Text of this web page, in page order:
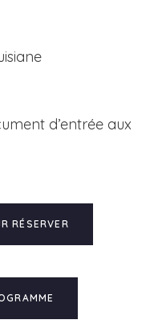
d’entrée aux
RÉSERVER